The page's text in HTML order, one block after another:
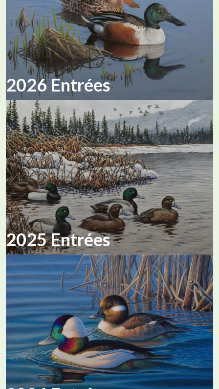
2026 Entrées
2025 Entrées